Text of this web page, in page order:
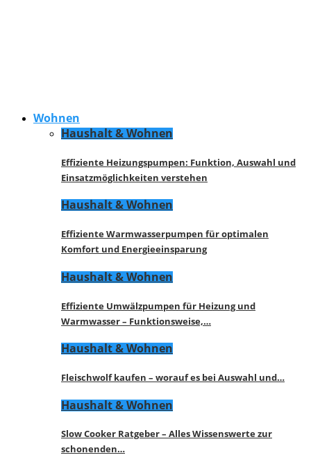
Wohnen
Haushalt & Wohnen
Effiziente Heizungspumpen: Funktion, Auswahl und
Einsatzmöglichkeiten verstehen
Haushalt & Wohnen
Effiziente Warmwasserpumpen für optimalen
Komfort und Energieeinsparung
Haushalt & Wohnen
Effiziente Umwälzpumpen für Heizung und
Warmwasser – Funktionsweise,…
Haushalt & Wohnen
Fleischwolf kaufen – worauf es bei Auswahl und…
Haushalt & Wohnen
Slow Cooker Ratgeber – Alles Wissenswerte zur
schonenden…